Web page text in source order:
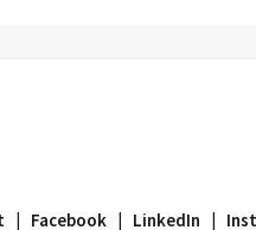
| Facebook | LinkedIn |